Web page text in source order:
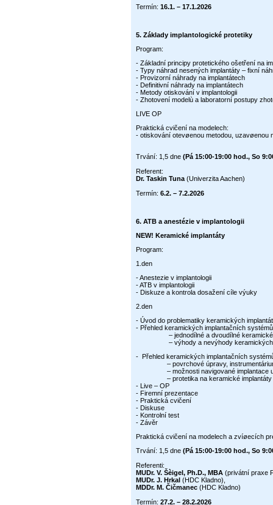
Termín: 16.1. – 17.1.2026
5. Základy implantologické protetiky
Program:
- Základní principy protetického ošetření na
- Typy náhrad nesených implantáty – fixní
- Provizorní náhrady na implantátech
- Definitivní náhrady na implantátech
- Metody otiskování v implantologii
- Zhotovení modelù a laboratorní postupy
LIVE OP
Praktická cvičení na modelech:
- otiskování otevøenou metodou, uzavøenou
Trvání: 1,5 dne (Pá 15:00-19:00 hod., So
Referent:
Dr. Taskin Tuna (Univerzita Aachen)
Termín: 6.2. – 7.2.2026
6. ATB a anestézie v implantologii
NEW! Keramické implantáty
Program:
1.den
- Anestezie v implantologii
- ATB v implantologii
- Diskuze a kontrola dosažení cíle výuky
2.den
- Úvod do problematiky keramických implantát
- Přehled keramických implantačních
– jednodílné a dvoudílné
– výhody a nevýhody keramických
- Přehled keramických implantačních
– povrchové úpravy,
– možnosti navigované implantace u
– protetika na keramické implantáty
- Live – OP
- Firemní prezentace
- Praktická cvičení
- Diskuse
- Kontrolní test
- Závěr
Praktická cvičení na modelech a zvíøecích
Trvání: 1,5 dne (Pá 15:00-19:00 hod., So
Referenti:
MUDr. V. Šèigel, Ph.D., MBA (privátní praxe
MUDr. J. Hrkal (HDC Kladno),
MDDr. M. Čičmanec (HDC Kladno)
Termín: 27.2. – 28.2.2026